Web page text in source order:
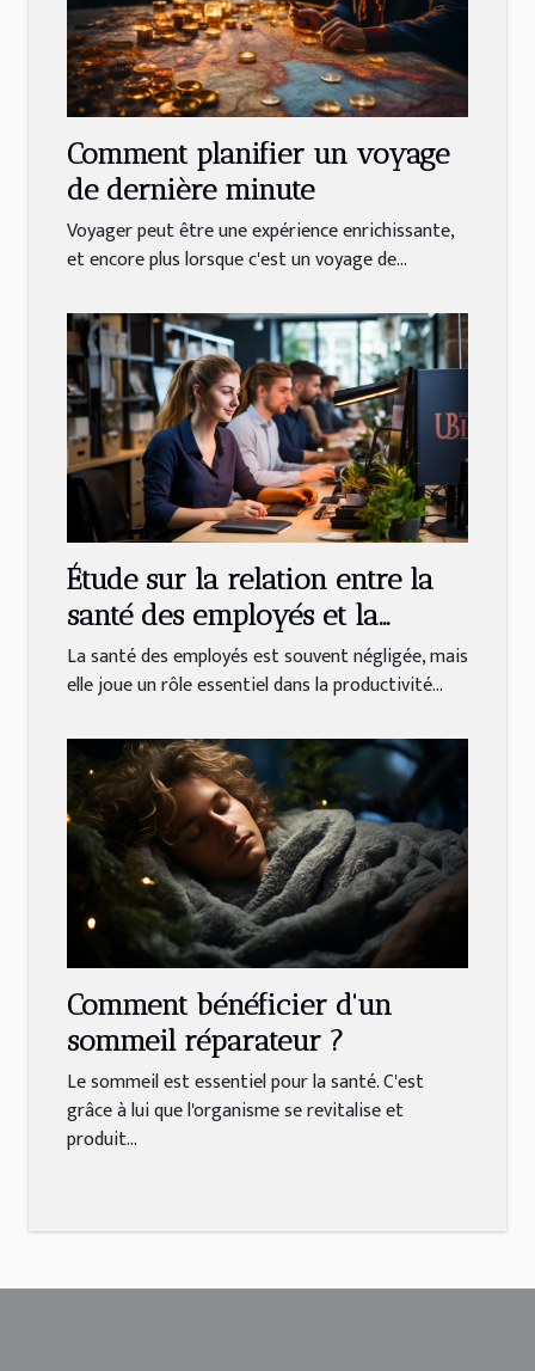
Comment planifier un voyage
de dernière minute
Voyager peut être une expérience enrichissante,
et encore plus lorsque c'est un voyage de...
Étude sur la relation entre la
santé des employés et la
productivité en entreprise
La santé des employés est souvent négligée, mais
elle joue un rôle essentiel dans la productivité...
Comment bénéficier d'un
sommeil réparateur ?
Le sommeil est essentiel pour la santé. C'est
grâce à lui que l'organisme se revitalise et
produit...